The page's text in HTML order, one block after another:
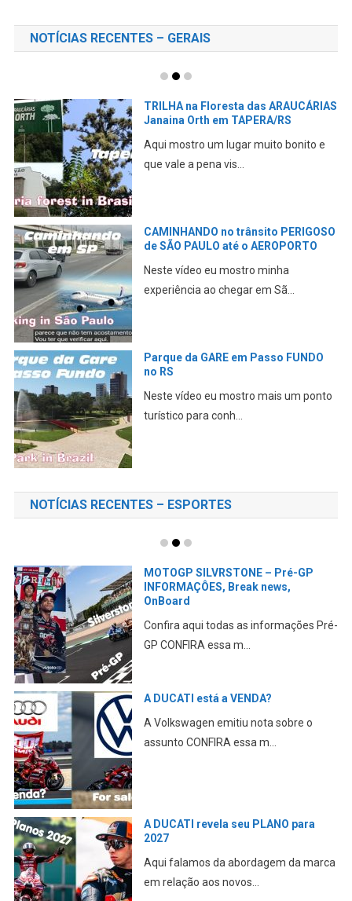
NOTÍCIAS RECENTES – GERAIS
TRILHA na Floresta das ARAUCÁRIAS
Janaina Orth em TAPERA/RS
Aqui mostro um lugar muito bonito e
que vale a pena vis...
CAMINHANDO no trânsito PERIGOSO
de SÃO PAULO até o AEROPORTO
Neste vídeo eu mostro minha
experiência ao chegar em Sã...
Parque da GARE em Passo FUNDO
no RS
Neste vídeo eu mostro mais um ponto
turístico para conh...
NOTÍCIAS RECENTES – ESPORTES
MOTOGP SILVRSTONE – Pré-GP
INFORMAÇÔES, Break news,
OnBoard
Confira aqui todas as informações Pré-
GP CONFIRA essa m...
A DUCATI está a VENDA?
A Volkswagen emitiu nota sobre o
assunto CONFIRA essa m...
A DUCATI revela seu PLANO para
2027
Aqui falamos da abordagem da marca
em relação aos novos...